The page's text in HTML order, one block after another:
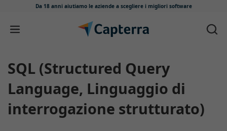
Da 18 anni aiutiamo le aziende a scegliere i migliori software
Salta e vai al contenuto
SQL (Structured Query
Language, Linguaggio di
interrogazione strutturato)